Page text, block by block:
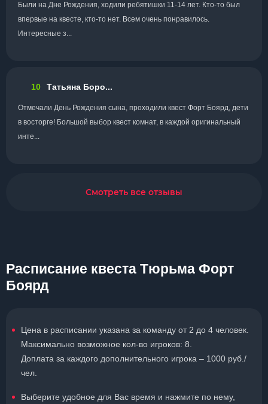
Были на Дне Рождения, ходили ребятишки 11-14 лет. Кто-то был
впервые на квесте, кто-то нет. Всем очень понравилось.
Интересные з...
10 Татьяна Боро...
Отмечали День Рождения сына, проходили квест Форт Боярд, дети
в восторге! Большой выбор квест комнат, в каждой оригинальный
инте...
Смотреть все отзывы
Расписание квеста Тюрьма Форт
Боярд
Цена в расписании указана за команду от 2 до 4 человек.
Максимально возможное кол-во игроков: 8.
Доплата за каждого дополнительного игрока – 1000 руб./
чел.
Выберите удобное для Вас время и нажмите по нему,